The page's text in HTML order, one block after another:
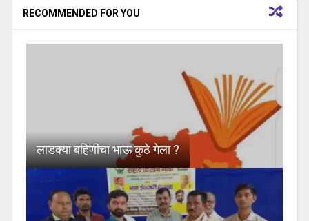
RECOMMENDED FOR YOU
लाडक्या बहिणीचा भाऊ कुठे गेला ?